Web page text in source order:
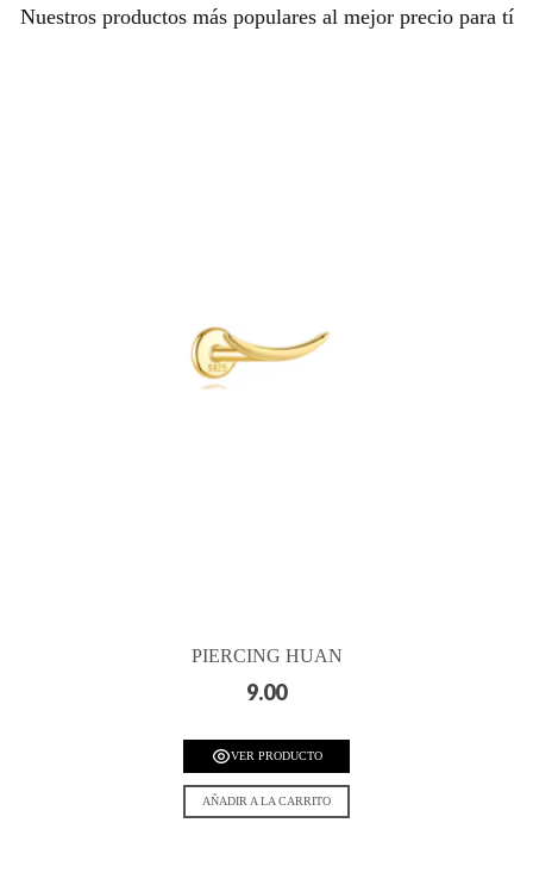
Nuestros productos más populares al mejor precio para tí
PIERCING HUAN
9.00
VER PRODUCTO
AÑADIR A LA CARRITO